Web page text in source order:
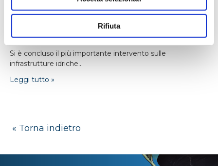
Rifiuta
24/04/2026
Monfalcone: nuova adduttrice e -16% di
consumi energetici
Si è concluso il più importante intervento sulle
infrastrutture idriche...
Leggi tutto »
« Torna indietro